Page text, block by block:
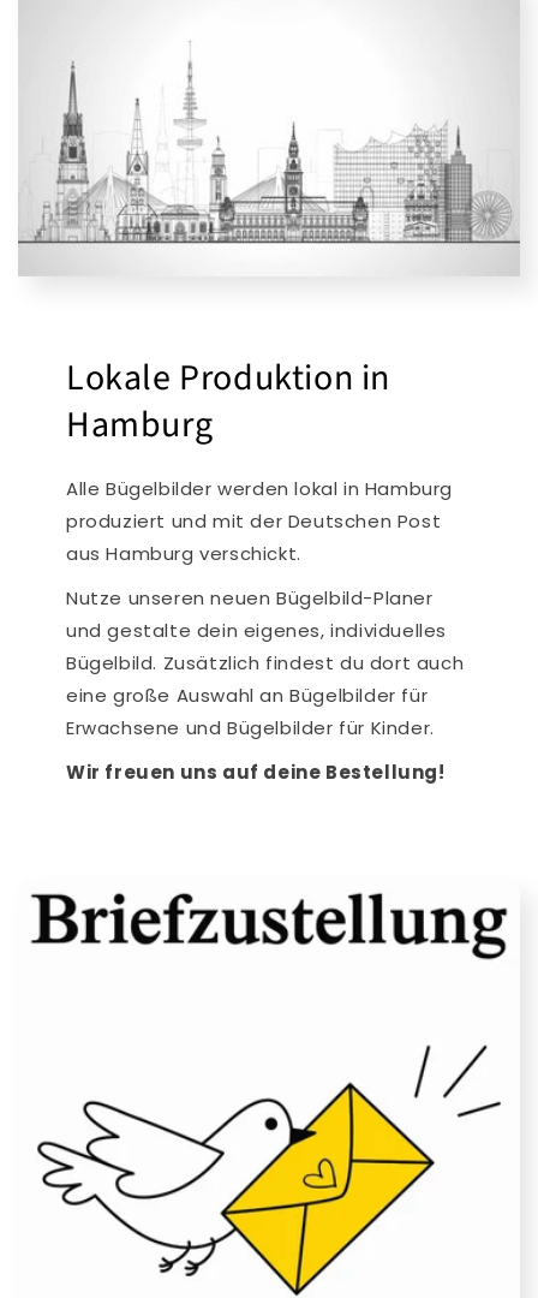
Lokale Produktion in
Hamburg
Alle Bügelbilder werden lokal in Hamburg
produziert und mit der Deutschen Post
aus Hamburg verschickt.
Nutze unseren neuen Bügelbild-Planer
und gestalte dein eigenes, individuelles
Bügelbild. Zusätzlich findest du dort auch
eine große Auswahl an Bügelbilder für
Erwachsene und Bügelbilder für Kinder.
Wir freuen uns auf deine Bestellung!